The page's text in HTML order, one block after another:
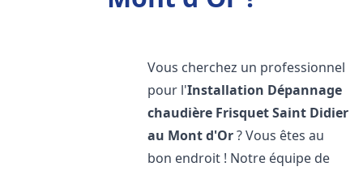
Vous cherchez un professionnel
pour l'Installation Dépannage
chaudière FrisquetSaint Didier
au Mont d'Or? Vous êtes au
bon endroit ! Notre équipe de